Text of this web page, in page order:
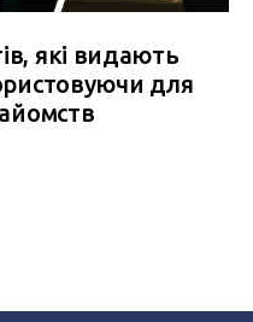
які видають
для